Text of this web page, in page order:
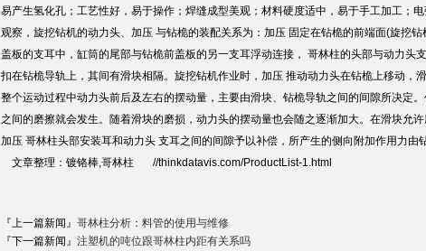
易产生氢化孔；工艺性好，易于操作；焊缝成型美观；材料硬度适中，易于手工加工；
观察，旋挖钻机的动力头、加压 与钻桅的装配关系为：加压 固定在钻桅的前端面(旋挖
盖板的支耳中，缸筒的尾部与钻桅前盖板的另一支耳浮动连接， 哥林柱的头部与动力头
扣在钻桅导轨上，其间有滑块相隔。旋挖钻机作业时，加压 推动动力头在钻桅上移动，
整个运动过程中动力头前后及左右的摆动量，主要由滑块、钻桅导轨之间的间隙所决定
之间的磨擦就会发生。随着滑块的磨损，动力头的摆动量也会随之逐渐加大。在滑块允
加压 哥林柱头部安装耳和动力头 支耳之间的间隙予以补偿，所产生的侧向附加作用力由
文章整理：镀铬棒,哥林柱 //thinkdatavis.com/ProductList-1.html
『上一篇新闻』 哥林柱分析：料管的使用与维修
『下一篇新闻』 注塑机的吨位跟哥林柱内距有关系吗